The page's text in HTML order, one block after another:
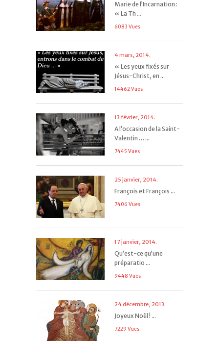
Marie de l’Incarnation :
« La Th ...
6083 Vues
4 mars, 2014.
« Les yeux fixés sur
Jésus-Christ, en ...
14462 Vues
13 février, 2014.
A l’occasion de la Saint-
Valentin … ...
7445 Vues
25 janvier, 2014.
François et François ...
7406 Vues
17 janvier, 2014.
Qu’est-ce qu’une
préparatio ...
9448 Vues
24 décembre, 2013.
Joyeux Noël ! ...
7229 Vues